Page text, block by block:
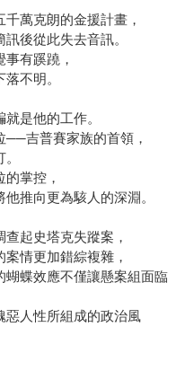
萬克朗的金援計畫，
後從此失去音訊。
有蹊蹺，
不明。
是他的工作。
──吉普賽家族的首領，
掌控，
推向更為駭人的深淵。
起史塔克失蹤案，
情更加錯綜複雜，
蝴蝶效應不僅讓懸案組面臨
惡人性所組成的政治風